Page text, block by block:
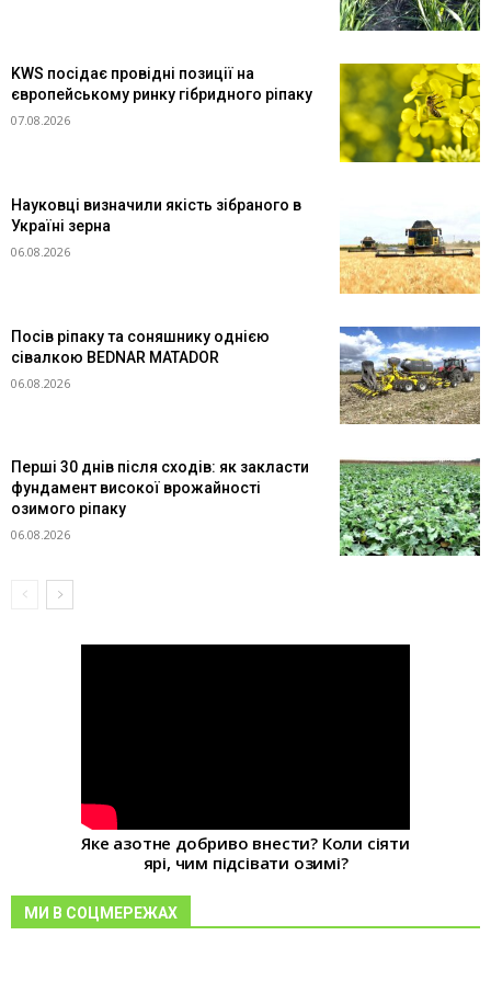
KWS посідає провідні позиції на
європейському ринку гібридного ріпаку
07.08.2026
Науковці визначили якість зібраного в
Україні зерна
06.08.2026
Посів ріпаку та соняшнику однією
сівалкою BEDNAR MATADOR
06.08.2026
Перші 30 днів після сходів: як закласти
фундамент високої врожайності
озимого ріпаку
06.08.2026
Яке азотне добриво внести? Коли сіяти
ярі, чим підсівати озимі?
МИ В СОЦМЕРЕЖАХ